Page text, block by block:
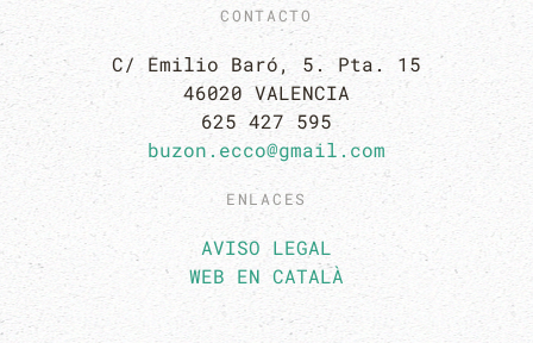
CONTACTO
C/ Emilio Baró, 5. Pta. 15
46020 VALENCIA
625 427 595
buzon.ecco@gmail.com
ENLACES
AVISO LEGAL
WEB EN CATALÀ